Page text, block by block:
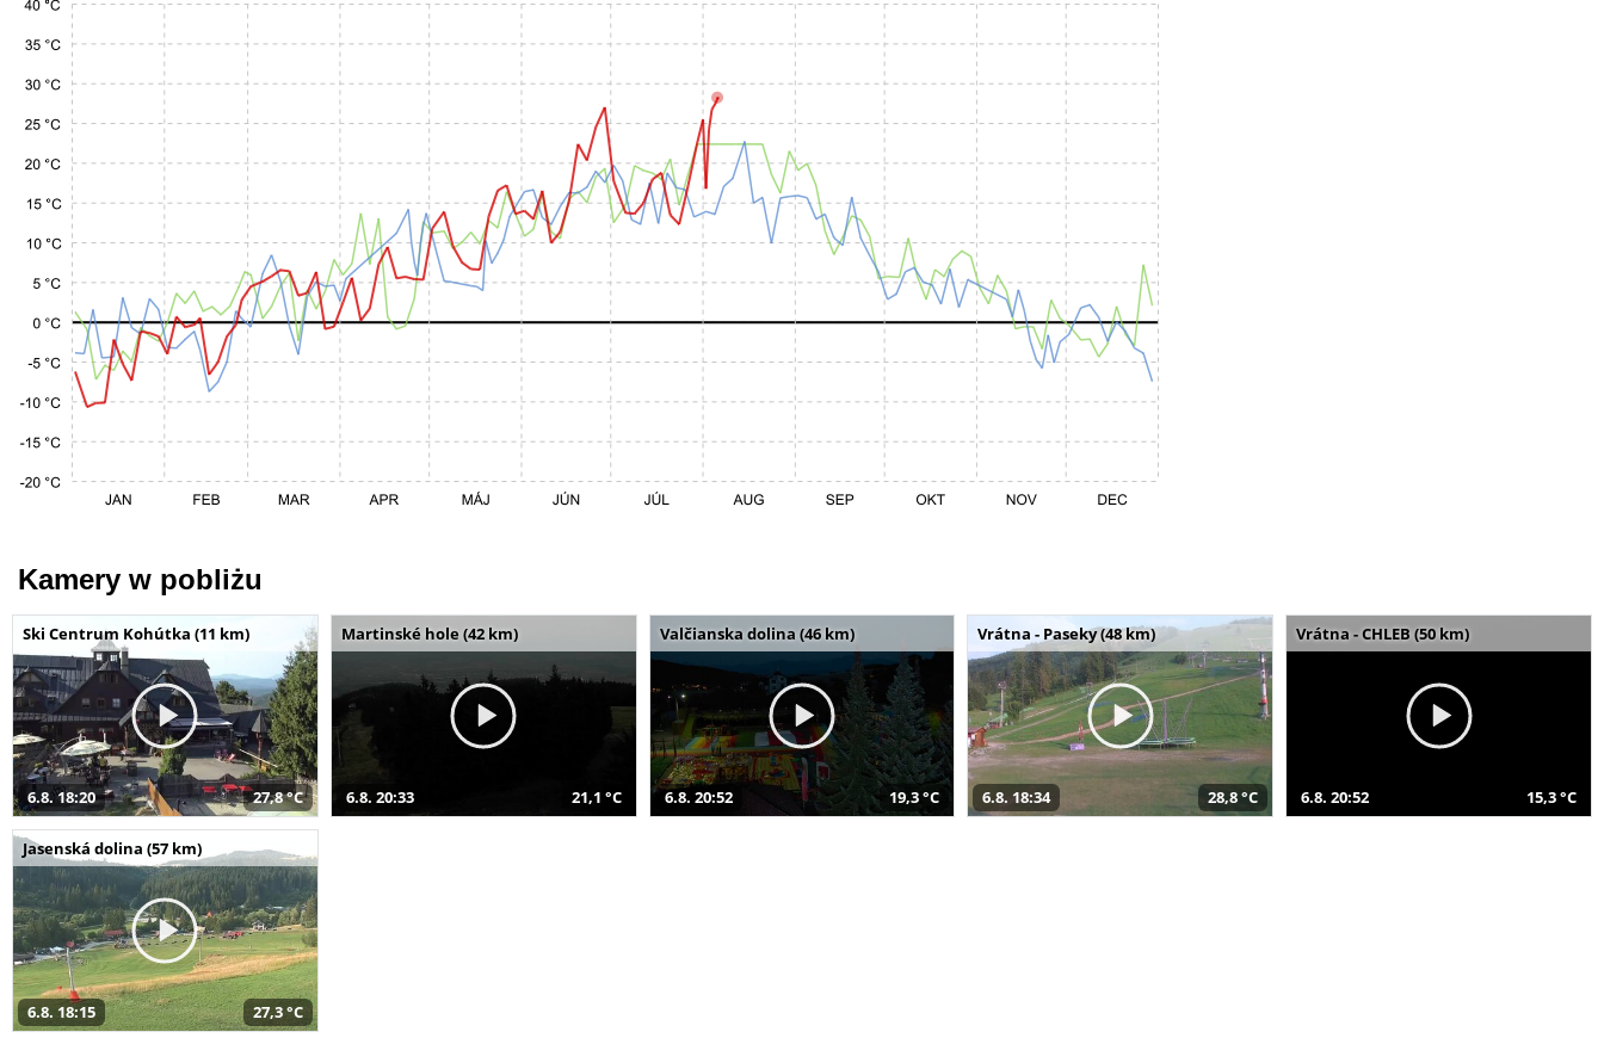
Kamery w pobliżu
Ski Centrum Kohútka (11 km)
6.8. 18:20 27,8 °C
Martinské hole (42 km)
6.8. 20:33 21,1 °C
Valčianska dolina (46 km)
6.8. 20:52 19,3 °C
Vrátna - Paseky (48 km)
6.8. 18:34 28,8 °C
Vrátna - CHLEB (50 km)
6.8. 20:52 15,3 °C
Jasenská dolina (57 km)
6.8. 18:15 27,3 °C